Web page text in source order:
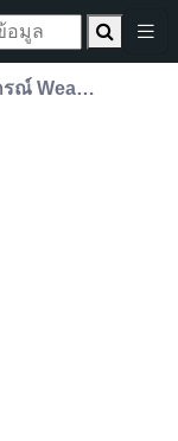
แนะนำอุปกรณ์ Wearable สุดล้ำที่สายออกกำลังกายต้องมี!